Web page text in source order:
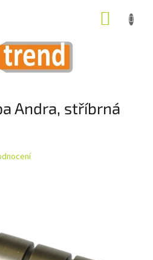
Andra, stříbrná